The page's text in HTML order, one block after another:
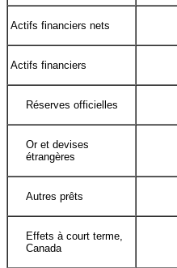
Actifs financiers nets
Actifs financiers
Réserves officielles
Or et devises
étrangères
Autres prêts
Effets à court terme,
Canada